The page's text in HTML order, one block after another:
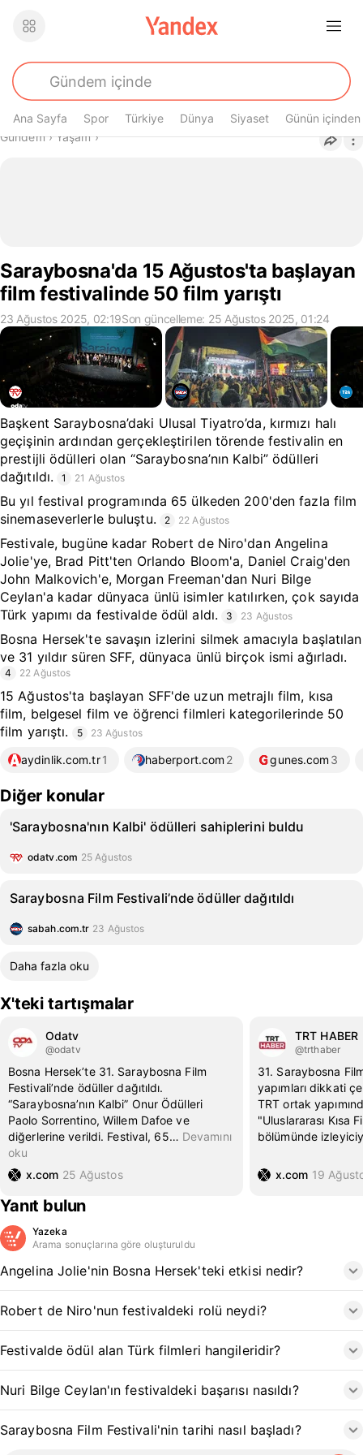
Ana Sayfa Spor Türkiye Dünya Siyaset Günün içinden
Buradasın
Gündem› Yaşam›
Saraybosna'da 15 Ağustos'ta başlayan
film festivalinde 50 film yarıştı
23 Ağustos 2025, 02:19Son güncelleme: 25 Ağustos 2025, 01:24
Başkent Saraybosna’daki Ulusal Tiyatro’da, kırmızı halı
geçişinin ardından gerçekleştirilen törende festivalin en
prestijli ödülleri olan “Saraybosna’nın Kalbi” ödülleri
dağıtıldı.
1 21 Ağustos
Bu yıl festival programında 65 ülkeden 200'den fazla film
sinemaseverlerle buluştu.
2 22 Ağustos
Festivale, bugüne kadar Robert de Niro'dan Angelina
Jolie'ye, Brad Pitt'ten Orlando Bloom'a, Daniel Craig'den
John Malkovich'e, Morgan Freeman'dan Nuri Bilge
Ceylan'a kadar dünyaca ünlü isimler katılırken, çok sayıda
Türk yapımı da festivalde ödül aldı.
3 23 Ağustos
Bosna Hersek'te savaşın izlerini silmek amacıyla başlatılan
ve 31 yıldır süren SFF, dünyaca ünlü birçok ismi ağırladı.
4 22 Ağustos
15 Ağustos'ta başlayan SFF'de uzun metrajlı film, kısa
film, belgesel film ve öğrenci filmleri kategorilerinde 50
film yarıştı.
5 23 Ağustos
aydinlik.com.tr1 haberport.com 2 gunes.com 3
Diğer konular
'Saraybosna'nın Kalbi' ödülleri sahiplerini buldu
odatv.com 25 Ağustos
Saraybosna Film Festivali’nde ödüller dağıtıldı
sabah.com.tr 23 Ağustos
Daha fazla oku
X'teki tartışmalar
Odatv
@odatv
Bosna Hersek’te 31. Saraybosna Film
Festivali’nde ödüller dağıtıldı.
“Saraybosna’nın Kalbi” Onur Ödülleri
Paolo Sorrentino, Willem Dafoe ve
diğerlerine verildi. Festival, 65… Devamını
oku
x.com 25 Ağustos
TRT HABER
@trthaber
31. Saraybosna
yapımları dikkati
TRT ortak
"Uluslararası Kısa
bölümünde
x.com 19
Yanıt bulun
Yazeka
Arama sonuçlarına göre oluşturuldu
Angelina Jolie'nin Bosna Hersek'teki etkisi nedir?
Robert de Niro'nun festivaldeki rolü neydi?
Festivalde ödül alan Türk filmleri hangileridir?
Nuri Bilge Ceylan'ın festivaldeki başarısı nasıldı?
Saraybosna Film Festivali'nin tarihi nasıl başladı?